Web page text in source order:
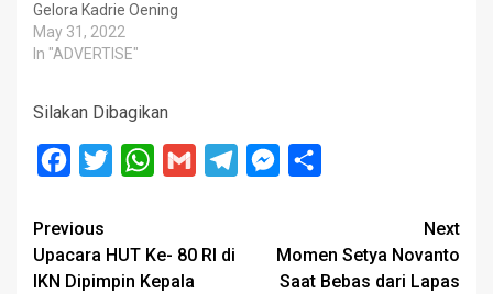
Gelora Kadrie Oening
May 31, 2022
In "ADVERTISE"
Silakan Dibagikan
Facebook
Twitter WhatsApp
Gmail TelegramMessenger
Post
navigation
Previous
Upacara HUT Ke- 80 RI di
IKN Dipimpin Kepala
Next
Momen Setya Novanto
Saat Bebas dari Lapas